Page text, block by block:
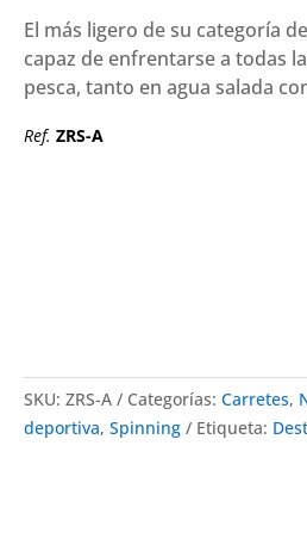
El más ligero de su categoría
capaz de enfrentarse a todas
pesca, tanto en agua salada
Ref. ZRS-A
SKU: ZRS-A Categorías: Carretes,
deportiva, Spinning Etiqueta: